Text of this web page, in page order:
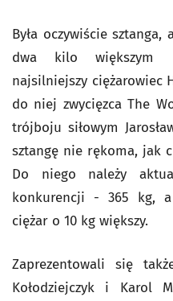
Była oczywiście
dwa kilo większym
najsilniejszy ciężarowiec
do niej zwycięzca The
trójboju siłowym
sztangę nie rękoma, jak
Do niego należy
konkurencji - 365 kg, a
ciężar o 10 kg większy.
Zaprezentowali się
Kołodziejczyk i Karol